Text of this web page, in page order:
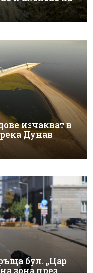
изчакват в
Дунав
бул. „Цар
зона през